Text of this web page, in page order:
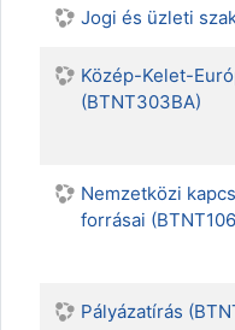
Jogi és üzleti
Közép-Kelet-
(BTNT303BA)
Nemzetközi
forrásai
Pályázatírás